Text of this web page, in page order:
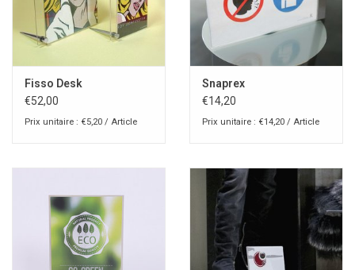
Fisso Desk
€52,00
Prix unitaire : €5,20 / Article
Snaprex
€14,20
Prix unitaire : €14,20 / Article